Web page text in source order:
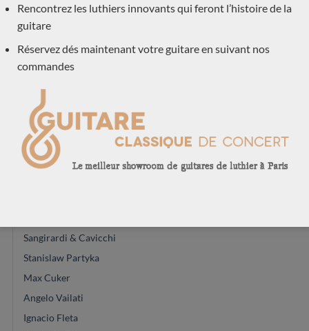
Andreas Kirmse
Felix Muller
Marie Lequeux
Sangirardi & Cavicchi
Stanislaw Partyka
Max Cuker
Angelo Vailati
Ignacio Fleta
Rencontrez les luthiers innovants qui feront l’histoire de la
guitare
Réservez dés maintenant votre guitare en suivant nos
commandes